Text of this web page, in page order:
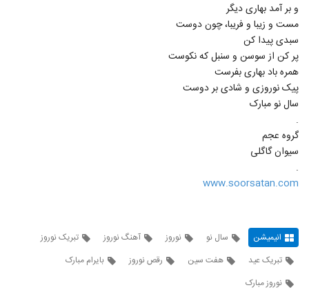
و بر آمد بهاری دیگر
مست و زیبا و فریبا، چون دوست
سبدی پیدا کن
پر کن از سوسن و سنبل که نکوست
همره باد بهاری بفرست
پیک نوروزی و شادی بر دوست
سال نو مبارک
.
گروه عجم
سیوان گاگلی
.
www.soorsatan.com
انیمیشن سال نو نوروز آهنگ نوروز
تبریک نوروز
تبریک عید
هفت سین رقص نوروز
بایرام مبارک
نوروز مبارک